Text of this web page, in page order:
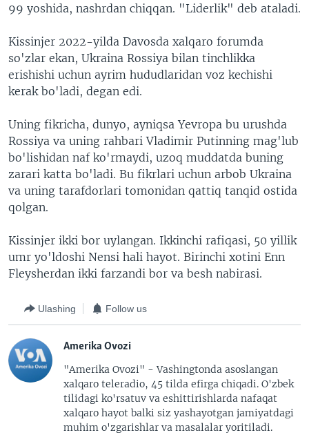
99 yoshida, nashrdan chiqqan. "Liderlik" deb ataladi.
Kissinjer 2022-yilda Davosda xalqaro forumda
so'zlar ekan, Ukraina Rossiya bilan tinchlikka
erishishi uchun ayrim hududlaridan voz kechishi
kerak bo'ladi, degan edi.
Uning fikricha, dunyo, ayniqsa Yevropa bu urushda
Rossiya va uning rahbari Vladimir Putinning mag'lub
bo'lishidan naf ko'rmaydi, uzoq muddatda buning
zarari katta bo'ladi. Bu fikrlari uchun arbob Ukraina
va uning tarafdorlari tomonidan qattiq tanqid ostida
qolgan.
Kissinjer ikki bor uylangan. Ikkinchi rafiqasi, 50 yillik
umr yo'ldoshi Nensi hali hayot. Birinchi xotini Enn
Fleysherdan ikki farzandi bor va besh nabirasi.
Ulashing Follow us
Amerika Ovozi
"Amerika Ovozi" - Vashingtonda asoslangan
xalqaro teleradio, 45 tilda efirga chiqadi. O'zbek
tilidagi ko'rsatuv va eshittirishlarda nafaqat
xalqaro hayot balki siz yashayotgan jamiyatdagi
muhim o'zgarishlar va masalalar yoritiladi.